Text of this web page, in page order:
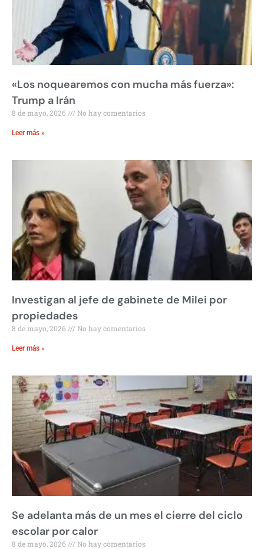
«Los noquearemos con mucha más fuerza»:
Trump a Irán
8 de mayo, 2026 No hay comentarios
Leer más »
Investigan al jefe de gabinete de Milei por
propiedades
8 de mayo, 2026 No hay comentarios
Leer más »
Se adelanta más de un mes el cierre del ciclo
escolar por calor
8 de mayo, 2026 No hay comentarios